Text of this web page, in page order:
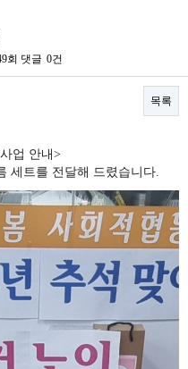
회 댓글 0건
목록
업 안내>
세트를 전달해 드렸습니다.